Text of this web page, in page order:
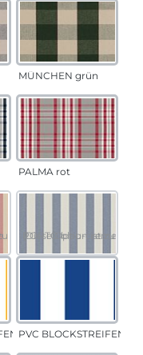
MÜNCHEN grün
PALMA rot
nicht verfügbar.)
PORTO blau-creme
(Diese Option ist zurzeit
gelb
PVC BLOCKSTREIFEN